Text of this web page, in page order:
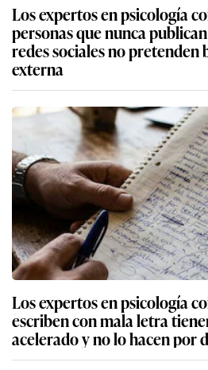
Los expertos en psicología
personas que nunca
redes sociales no pretenden
externa
Los expertos en psicología
escriben con mala letra
acelerado y no lo hacen por